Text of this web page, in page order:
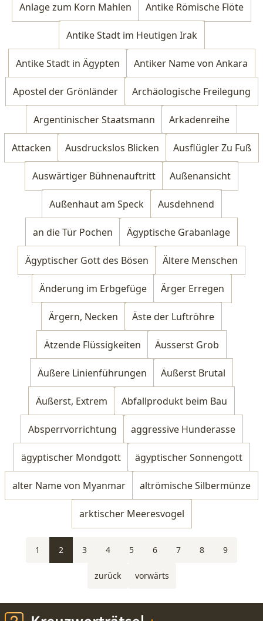
Anlage zum Korn Mahlen Antike Römische Flöte
Antike Stadt im Heutigen Irak
Antike Stadt in Ägypten Antiker Name von Ankara
Apostel der Grönländer Archäologische Freilegung
Argentinischer Staatsmann Arkadenreihe
Attacken Ausdruckslos Blicken Ausflügler Zu Fuß
Auswärtiger Bühnenauftritt Außenansicht
Außenhaut am Speck Ausdehnend
an die Tür Pochen Ägyptische Grabanlage
Ägyptischer Gott des Bösen Ältere Menschen
Änderung im Erbgefüge Ärger Erregen
Ärgern, Necken Äste der Luftröhre
Ätzende Flüssigkeiten Äusserst Grob
Äußere Linienführungen Äußerst Brutal
Äußerst, Extrem Abfallprodukt beim Bau
Absperrvorrichtung aggressive Hunderasse
ägyptischer Mondgott ägyptischer Sonnengott
alter Name von Myanmar altrömische Silbermünze
arktischer Meeresvogel
1 2 3 4 5 6 7 8 9
zurück vorwärts